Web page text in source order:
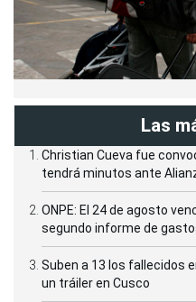
Las
Christian Cueva fue
tendrá minutos ante
ONPE: El 24 de agosto
segundo informe de
Suben a 13 los fallecidos
un tráiler en Cusco